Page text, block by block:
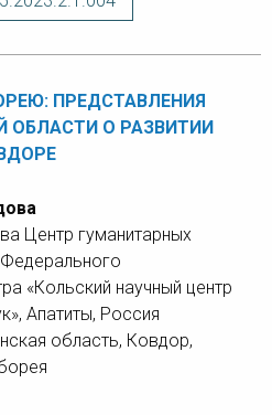
ПРЕДСТАВЛЕНИЯ
О РАЗВИТИИ
Центр гуманитарных
«Кольский научный центр
Апатиты, Россия
область, Ковдор,